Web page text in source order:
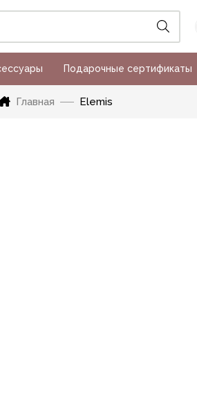
Подарочные сертификаты
Главная Elemis